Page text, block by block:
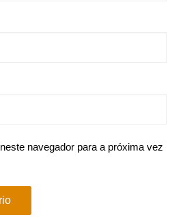
navegador para a próxima vez